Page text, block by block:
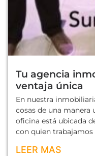
Tu agencia
ventaja única
En nuestra
cosas de una manera
oficina está ubicada
con quien trabajamos
LEER MAS